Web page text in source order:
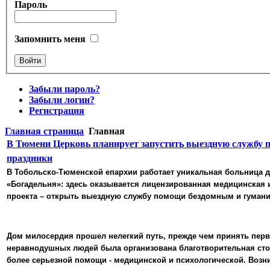
Пароль
Запомнить меня
Забыли пароль?
Забыли логин?
Регистрация
Главная страница Главная
В Тюмени Церковь планирует запустить выездную
праздники
В Тобольско-Тюменской епархии работает уникальная
«Богадельня»: здесь оказывается лицензированная
проекта – открыть выездную службу помощи бездомным и
Дом милосердия прошел нелегкий путь, прежде чем принять
неравнодушных людей была организована благотворительная
более серьезной помощи - медицинской и психологической.